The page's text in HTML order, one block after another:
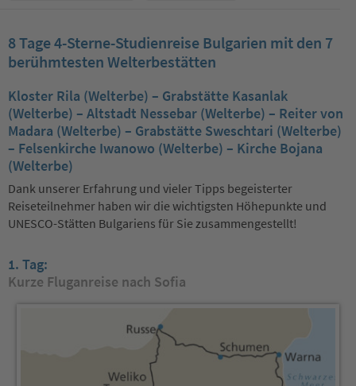
8 Tage 4-Sterne-Studienreise Bulgarien mit den 7
berühmtesten Welterbestätten
Kloster Rila (Welterbe) – Grabstätte Kasanlak
(Welterbe) – Altstadt Nessebar (Welterbe) – Reiter von
Madara (Welterbe) – Grabstätte Sweschtari (Welterbe)
– Felsenkirche Iwanowo (Welterbe) – Kirche Bojana
(Welterbe)
Dank unserer Erfahrung und vieler Tipps begeisterter
Reiseteilnehmer haben wir die wichtigsten Höhepunkte und
UNESCO-Stätten Bulgariens für Sie zusammengestellt!
1. Tag:
Kurze Fluganreise nach Sofia